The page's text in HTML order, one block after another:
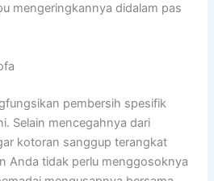
mengeringkannya didalam pas
pembersih spesifik
Selain mencegahnya dari
kotoran sanggup terangkat
Anda tidak perlu menggosoknya